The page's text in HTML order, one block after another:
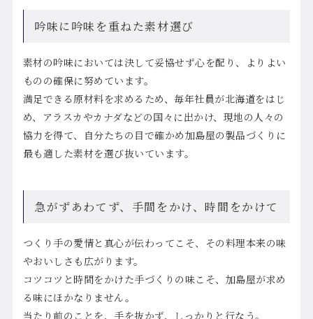
吟味に吟味を重ねた素材選び
素材の吟味においては決して妥協せず心を配り、よりよい
ものの確保に努めています。
満足できる原材料を求めるため、毎年社員が北海道をはじ
め、アラスカやカナダなどの国々に出かけ、現地の人々の
協力を得て、自分たちの目で確かめ加島屋の製品づくりに
最も適した素材を選び抜いています。
急がずあわてず、手間をかけ、時間をかけて
つくり手の愛情と真心が伝わってこそ、その料理本来の味
やおいしさも広がります。
コツコツと時間をかけた手づくりの味こそ、加島屋が求め
る味にほかなりません。
当たり前のことを、手を抜かず、しっかりと行なう。